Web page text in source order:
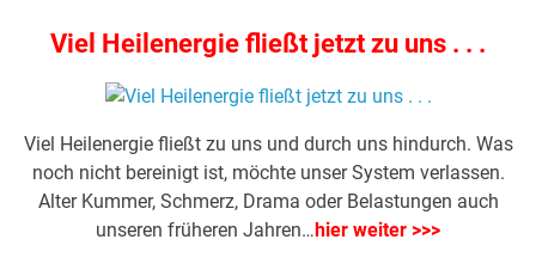
Viel Heilenergie fließt jetzt zu uns . . .
Viel Heilenergie fließt zu uns und durch uns hindurch. Was
noch nicht bereinigt ist, möchte unser System verlassen.
Alter Kummer, Schmerz, Drama oder Belastungen auch
unseren früheren Jahren…hier weiter >>>